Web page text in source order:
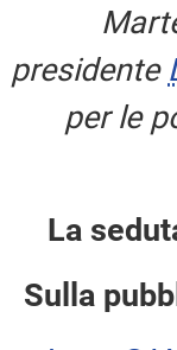
presidente
per le
La
Sulla